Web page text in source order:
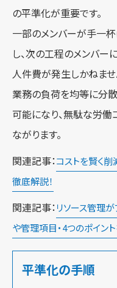
の平準化が重要です。
一部のメンバーが手一
し、次の工程のメンバ
人件費が発生しかねませ
業務の負荷を均等に分
可能になり、無駄な労働
ながります。
関連記事： コストを賢く
徹底解説！
関連記事： リソース管理が
や管理項目・4つのポイン
平準化の手順